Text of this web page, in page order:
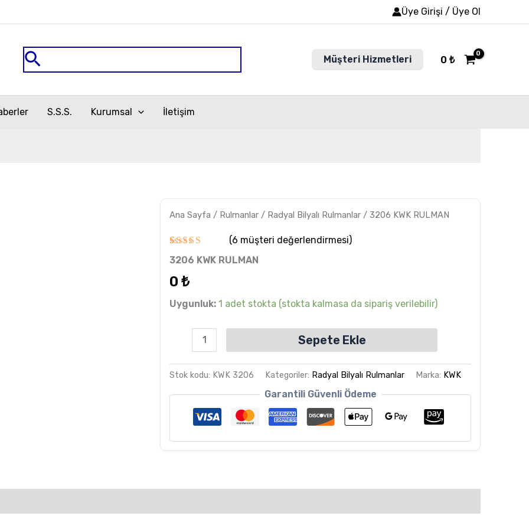
Üye Girişi / Üye Ol
Arama Müşteri Hizmetleri 0 ₺
S.S.S. Kurumsal İletişim
Ana Sayfa / Rulmanlar / Radyal Bilyalı Rulmanlar / 3206 KWK RULMAN
6
müşteri
puanına
5 üzerinden
aldı
(6 müşteri değerlendirmesi)
3206 KWK RULMAN
0₺
Uygunluk: 1 adet stokta (stokta kalmasa da sipariş verilebilir)
KWK
adet
Sepete Ekle
Stok kodu: KWK 3206 Kategoriler: Radyal Bilyalı Rulmanlar Marka: KWK
Garantili Güvenli Ödeme